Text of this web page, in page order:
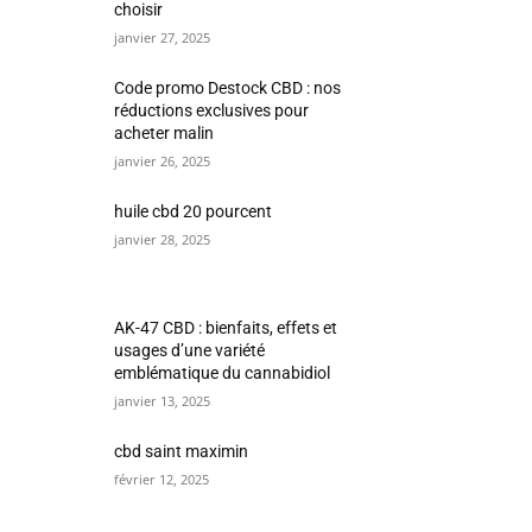
choisir
janvier 27, 2025
Code promo Destock CBD : nos
réductions exclusives pour
acheter malin
janvier 26, 2025
huile cbd 20 pourcent
janvier 28, 2025
AK-47 CBD : bienfaits, effets et
usages d’une variété
emblématique du cannabidiol
janvier 13, 2025
cbd saint maximin
février 12, 2025